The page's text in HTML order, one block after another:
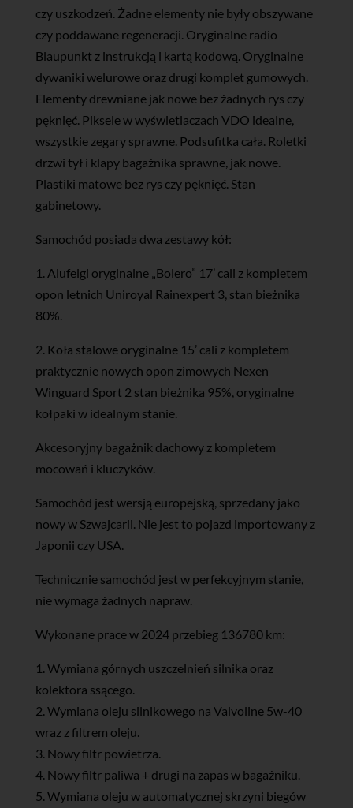
czy uszkodzeń. Żadne elementy nie były obszywane
czy poddawane regeneracji. Oryginalne radio
Blaupunkt z instrukcją i kartą kodową. Oryginalne
dywaniki welurowe oraz drugi komplet gumowych.
Elementy drewniane jak nowe bez żadnych rys czy
pęknięć. Piksele w wyświetlaczach VDO idealne,
wszystkie zegary sprawne. Podsufitka cała. Roletki
drzwi tył i klapy bagażnika sprawne, jak nowe.
Plastiki matowe bez rys czy pęknięć. Stan
gabinetowy.
Samochód posiada dwa zestawy kół:
1. Alufelgi oryginalne „Bolero” 17’ cali z kompletem
opon letnich Uniroyal Rainexpert 3, stan bieżnika
80%.
2. Koła stalowe oryginalne 15’ cali z kompletem
praktycznie nowych opon zimowych Nexen
Winguard Sport 2 stan bieżnika 95%, oryginalne
kołpaki w idealnym stanie.
Akcesoryjny bagażnik dachowy z kompletem
mocowań i kluczyków.
Samochód jest wersją europejską, sprzedany jako
nowy w Szwajcarii. Nie jest to pojazd importowany z
Japonii czy USA.
Technicznie samochód jest w perfekcyjnym stanie,
nie wymaga żadnych napraw.
Wykonane prace w 2024 przebieg 136780 km:
1. Wymiana górnych uszczelnień silnika oraz
kolektora ssącego.
2. Wymiana oleju silnikowego na Valvoline 5w-40
wraz z filtrem oleju.
3. Nowy filtr powietrza.
4. Nowy filtr paliwa + drugi na zapas w bagażniku.
5. Wymiana oleju w automatycznej skrzyni biegów